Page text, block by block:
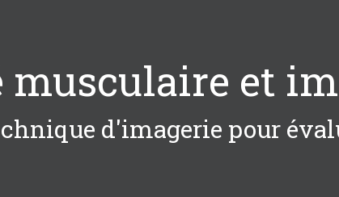
et
d'imagerie pour